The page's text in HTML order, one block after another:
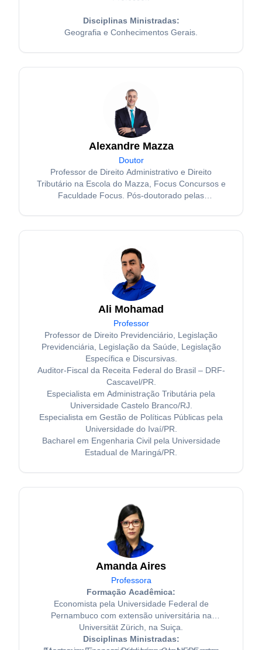
Disciplinas Ministradas:
Geografia e Conhecimentos Gerais.
Alexandre Mazza
Doutor
Professor de Direito Administrativo e Direito
Tributário na Escola do Mazza, Focus Concursos e
Faculdade Focus. Pós-doutorado pelas
Mestre em Direito Administrativo pela Pontifícia
Universidade Católica de São Paulo (PUC-SP).
Ali Mohamad
Professor
Professor de Direito Previdenciário, Legislação
Previdenciária, Legislação da Saúde, Legislação
Específica e Discursivas.
Auditor-Fiscal da Receita Federal do Brasil – DRF-
Cascavel/PR.
Especialista em Administração Tributária pela
Universidade Castelo Branco/RJ.
Especialista em Gestão de Políticas Públicas pela
Universidade do Ivaí/PR.
Bacharel em Engenharia Civil pela Universidade
Estadual de Maringá/PR.
Amanda Aires
Professora
Formação Acadêmica:
Economista pela Universidade Federal de
Pernambuco com extensão universitária na
Universität Zürich, na Suiça.
Disciplinas Ministradas: